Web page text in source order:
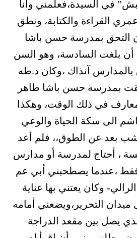
في السيدة،فعلمني وأنا
القراءة والكتابة، ونطق
التحق بمدرسة حسن باشا
أن بلغت السادسة، وهو السن
بالمدارس آنذاك ،وكان د.طه
بمدرسة حسن باشا طاهر
للمعارف في ذلك الوقت، وهكذا
الى سكة الحياة والوعي
أشب بعد عن الطوق،، فلم أعد
، أحتاج لمدرسة أو مدارس
،عندما يصطحبني أبي عم
وكان يعتني بها عناية
ميدان التحرير،ويضعني أمامه
يصل بين مقعد الدراجة